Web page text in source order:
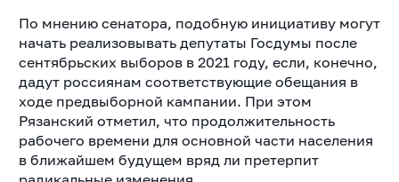
По мнению сенатора, подобную инициативу могут
начать реализовывать депутаты Госдумы после
сентябрьских выборов в 2021 году, если, конечно,
дадут россиянам соответствующие обещания в
ходе предвыборной кампании. При этом
Рязанский отметил, что продолжительность
рабочего времени для основной части населения
в ближайшем будущем вряд ли претерпит